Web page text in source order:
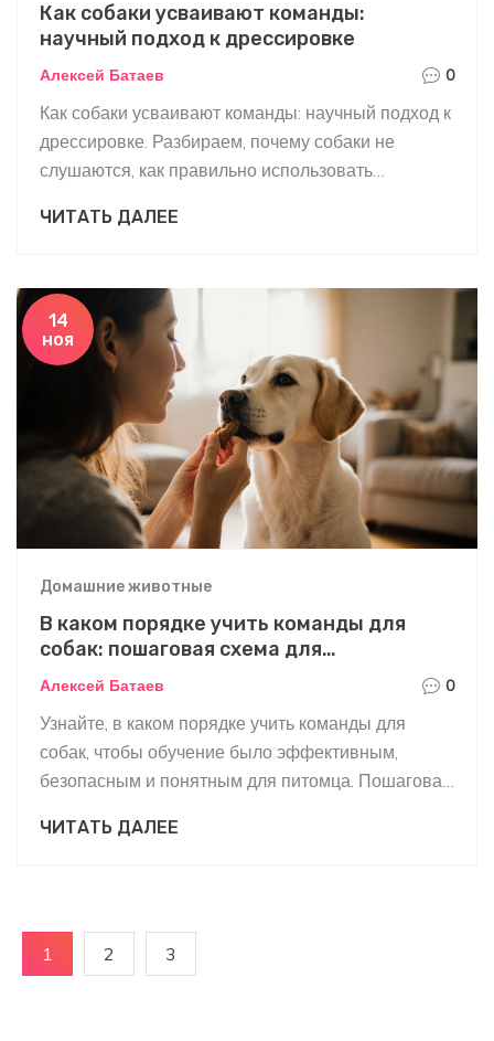
Как собаки усваивают команды:
научный подход к дрессировке
Алексей Батаев 0
Как собаки усваивают команды: научный подход к
дрессировке. Разбираем, почему собаки не
слушаются, как правильно использовать
ошибок в обучении.
ЧИТАТЬ ДАЛЕЕ
14
ноя
Домашние животные
В каком порядке учить команды для
собак: пошаговая схема для
начинающих
Алексей Батаев 0
Узнайте, в каком порядке учить команды для
собак, чтобы обучение было эффективным,
безопасным и понятным для питомца. Пошаговая
ЧИТАТЬ ДАЛЕЕ
1 2 3